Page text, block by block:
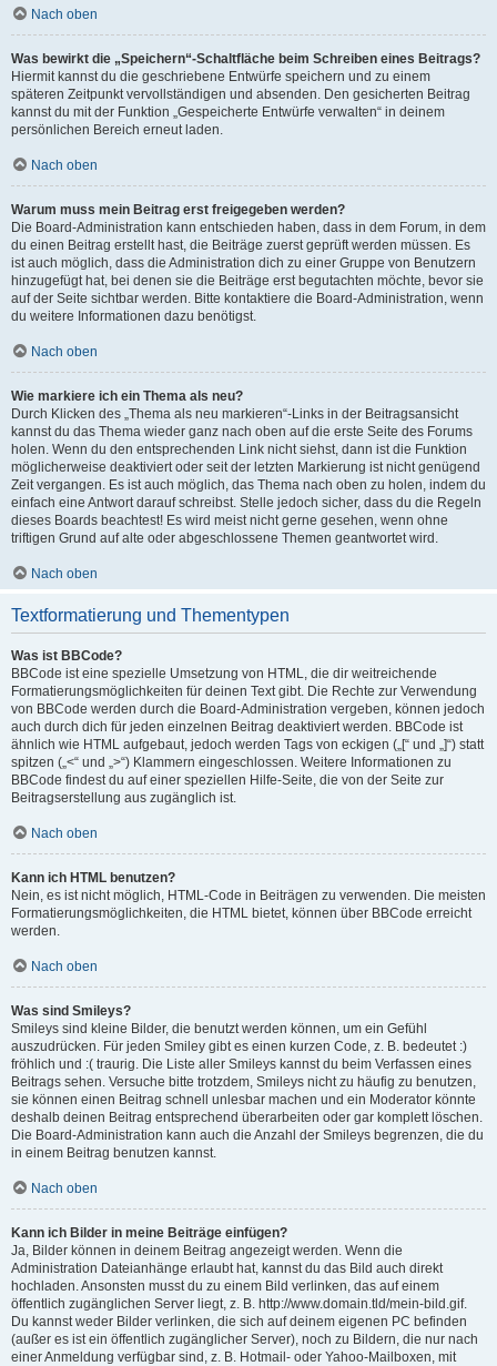
Nach oben
Was bewirkt die „Speichern“-Schaltfläche beim Schreiben eines Beitrags?
Hiermit kannst du die geschriebene Entwürfe speichern und zu einem
späteren Zeitpunkt vervollständigen und absenden. Den gesicherten Beitrag
kannst du mit der Funktion „Gespeicherte Entwürfe verwalten“ in deinem
persönlichen Bereich erneut laden.
Nach oben
Warum muss mein Beitrag erst freigegeben werden?
Die Board-Administration kann entschieden haben, dass in dem Forum, in dem
du einen Beitrag erstellt hast, die Beiträge zuerst geprüft werden müssen. Es
ist auch möglich, dass die Administration dich zu einer Gruppe von Benutzern
hinzugefügt hat, bei denen sie die Beiträge erst begutachten möchte, bevor sie
auf der Seite sichtbar werden. Bitte kontaktiere die Board-Administration, wenn
du weitere Informationen dazu benötigst.
Nach oben
Wie markiere ich ein Thema als neu?
Durch Klicken des „Thema als neu markieren“-Links in der Beitragsansicht
kannst du das Thema wieder ganz nach oben auf die erste Seite des Forums
holen. Wenn du den entsprechenden Link nicht siehst, dann ist die Funktion
möglicherweise deaktiviert oder seit der letzten Markierung ist nicht genügend
Zeit vergangen. Es ist auch möglich, das Thema nach oben zu holen, indem du
einfach eine Antwort darauf schreibst. Stelle jedoch sicher, dass du die Regeln
dieses Boards beachtest! Es wird meist nicht gerne gesehen, wenn ohne
triftigen Grund auf alte oder abgeschlossene Themen geantwortet wird.
Nach oben
Textformatierung und Thementypen
Was ist BBCode?
BBCode ist eine spezielle Umsetzung von HTML, die dir weitreichende
Formatierungsmöglichkeiten für deinen Text gibt. Die Rechte zur Verwendung
von BBCode werden durch die Board-Administration vergeben, können jedoch
auch durch dich für jeden einzelnen Beitrag deaktiviert werden. BBCode ist
ähnlich wie HTML aufgebaut, jedoch werden Tags von eckigen („[“ und „]“) statt
spitzen („<“ und „>“) Klammern eingeschlossen. Weitere Informationen zu
BBCode findest du auf einer speziellen Hilfe-Seite, die von der Seite zur
Beitragserstellung aus zugänglich ist.
Nach oben
Kann ich HTML benutzen?
Nein, es ist nicht möglich, HTML-Code in Beiträgen zu verwenden. Die meisten
Formatierungsmöglichkeiten, die HTML bietet, können über BBCode erreicht
werden.
Nach oben
Was sind Smileys?
Smileys sind kleine Bilder, die benutzt werden können, um ein Gefühl
auszudrücken. Für jeden Smiley gibt es einen kurzen Code, z. B. bedeutet :)
fröhlich und :( traurig. Die Liste aller Smileys kannst du beim Verfassen eines
Beitrags sehen. Versuche bitte trotzdem, Smileys nicht zu häufig zu benutzen,
sie können einen Beitrag schnell unlesbar machen und ein Moderator könnte
deshalb deinen Beitrag entsprechend überarbeiten oder gar komplett löschen.
Die Board-Administration kann auch die Anzahl der Smileys begrenzen, die du
in einem Beitrag benutzen kannst.
Nach oben
Kann ich Bilder in meine Beiträge einfügen?
Ja, Bilder können in deinem Beitrag angezeigt werden. Wenn die
Administration Dateianhänge erlaubt hat, kannst du das Bild auch direkt
hochladen. Ansonsten musst du zu einem Bild verlinken, das auf einem
öffentlich zugänglichen Server liegt, z. B. http://www.domain.tld/mein-bild.gif.
Du kannst weder Bilder verlinken, die sich auf deinem eigenen PC befinden
(außer es ist ein öffentlich zugänglicher Server), noch zu Bildern, die nur nach
einer Anmeldung verfügbar sind, z. B. Hotmail- oder Yahoo-Mailboxen, mit